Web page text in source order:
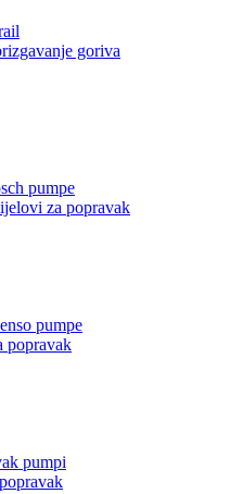
goriva
pumpe
za popravak
pumpe
popravak
pumpi